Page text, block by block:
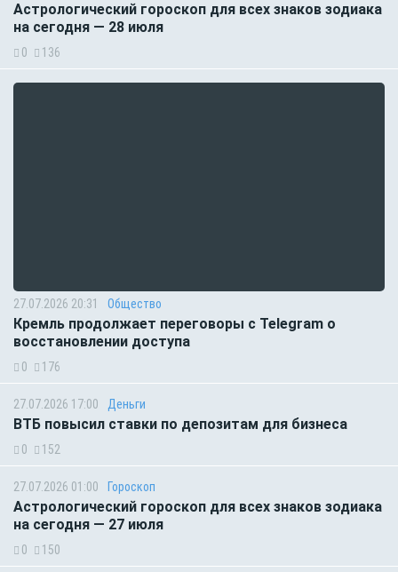
Астрологический гороскоп для всех знаков зодиака
на сегодня — 28 июля
0 136
27.07.2026 20:31 Общество
Кремль продолжает переговоры с Telegram о
восстановлении доступа
0 176
27.07.2026 17:00 Деньги
ВТБ повысил ставки по депозитам для бизнеса
0 152
27.07.2026 01:00 Гороскоп
Астрологический гороскоп для всех знаков зодиака
на сегодня — 27 июля
0 150